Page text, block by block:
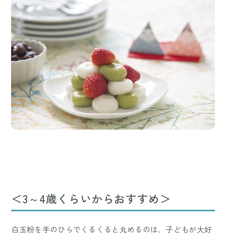
＜3～4歳くらいからおすすめ＞
白玉粉を手のひらでくるくると丸めるのは、子どもが大好